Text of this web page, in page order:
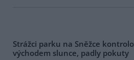
Strážci parku na Sněžce
východem slunce, padly pokuty